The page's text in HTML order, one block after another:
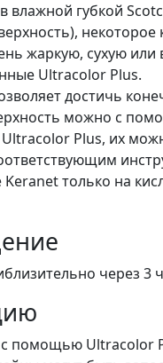
влажной губкой
жаркую, сухую
Ultracolor Plus.
достичь
можно с
Plus, их
только на
через 3
помощью Ultracolor